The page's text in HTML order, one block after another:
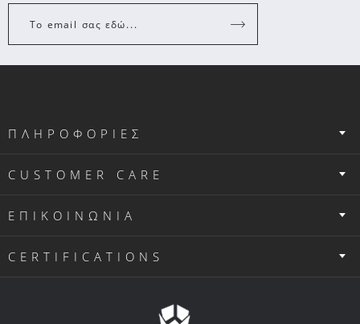
Το email σας εδώ...
ΠΛΗΡΟΦΟΡΙΕΣ
CUSTOMER CARE
ΕΠΙΚΟΙΝΩΝΙΑ
CERTIFICATIONS